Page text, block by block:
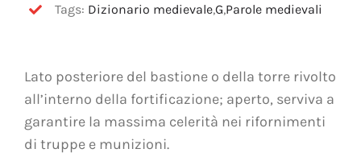
Tags: Dizionario medievale,G,Parole medievali
Lato posteriore del bastione o della torre rivolto
all’interno della fortificazione; aperto, serviva a
garantire la massima celerità nei rifornimenti
di truppe e munizioni.